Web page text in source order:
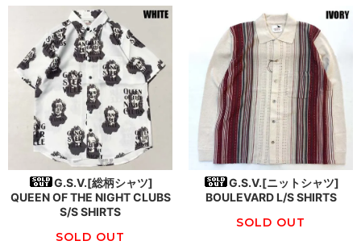
G.S.V.[総柄シャツ]
QUEEN OF THE NIGHT CLUBS
S/S SHIRTS
SOLD OUT
G.S.V.[ニットシャツ]
BOULEVARD L/S SHIRTS
SOLD OUT